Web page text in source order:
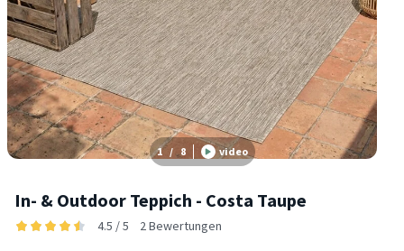
1 / 8 video
In- & Outdoor Teppich - Costa Taupe
4.5 / 5 2 Bewertungen